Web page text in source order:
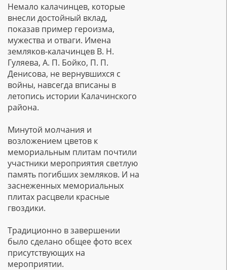
Немало калачинцев, которые
внесли достойный вклад,
показав пример героизма,
мужества и отваги. Имена
земляков-калачинцев В. Н.
Гуляева, А. П. Бойко, П. П.
Денисова, не вернувшихся с
войны, навсегда вписаны в
летопись истории Калачинского
района.
Минутой молчания и
возложением цветов к
мемориальным плитам почтили
участники мероприятия светлую
память погибших земляков. И на
заснеженных мемориальных
плитах расцвели красные
гвоздики.
Традиционно в завершении
было сделано общее фото всех
присутствующих на
мероприятии.